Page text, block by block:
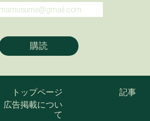
トップページ
広告掲載につい
て
記事